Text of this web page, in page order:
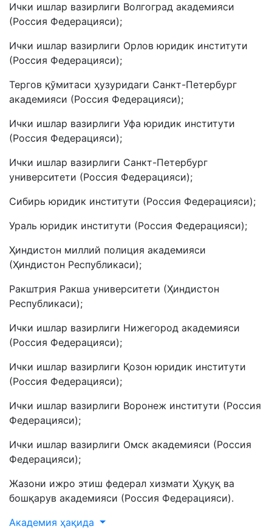
Ички ишлар вазирлиги Волгоград академияси
(Россия Федерацияси);
Ички ишлар вазирлиги Орлов юридик институти
(Россия Федерацияси);
Тергов қўмитаси ҳузуридаги Санкт-Петербург
академияси (Россия Федерацияси);
Ички ишлар вазирлиги Уфа юридик институти
(Россия Федерацияси);
Ички ишлар вазирлиги Санкт-Петербург
университети (Россия Федерацияси);
Сибирь юридик институти (Россия Федерацияси);
Ураль юридик институти (Россия Федерацияси);
Ҳиндистон миллий полиция академияси
(Ҳиндистон Республикаси);
Ракштрия Ракша университети (Ҳиндистон
Республикаси);
Ички ишлар вазирлиги Нижегород академияси
(Россия Федерацияси);
Ички ишлар вазирлиги Қозон юридик институти
(Россия Федерацияси);
Ички ишлар вазирлиги Воронеж институти (Россия
Федерацияси);
Ички ишлар вазирлиги Омск академияси (Россия
Федерацияси);
Жазони ижро этиш федерал хизмати Ҳуқуқ ва
бошқарув академияси (Россия Федерацияси).
Академия ҳақида